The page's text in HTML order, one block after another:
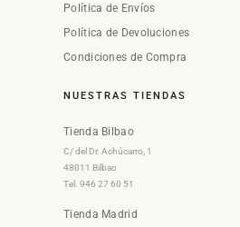
Política de Envíos
Política de Devoluciones
Condiciones de Compra
NUESTRAS TIENDAS
Tienda Bilbao
C/ del Dr. Achúcarro, 1
48011 Bilbao
Tel. 946 27 60 51
Tienda Madrid